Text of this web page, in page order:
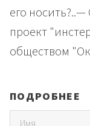
его
проект
обществом
ПОДРОБНЕЕ